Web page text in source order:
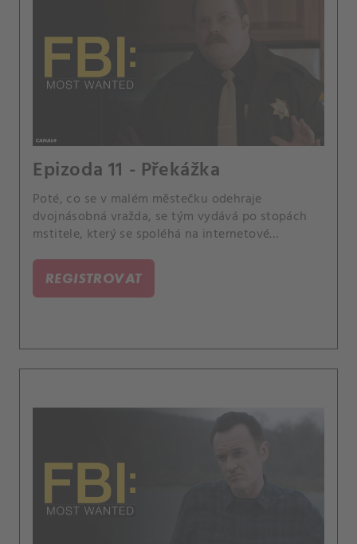
Epizoda 11 - Překážka
Poté, co se v malém městečku odehraje
dvojnásobná vražda, se tým vydává po stopách
mstitele, který se spoléhá na internetové
pomstu na podezřelých.
REGISTROVAT